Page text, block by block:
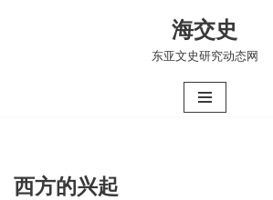
海交史
东亚文史研究动态网
西方的兴起